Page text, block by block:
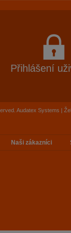
Přihlášení
Audatex Systems |
Naši zákazníci